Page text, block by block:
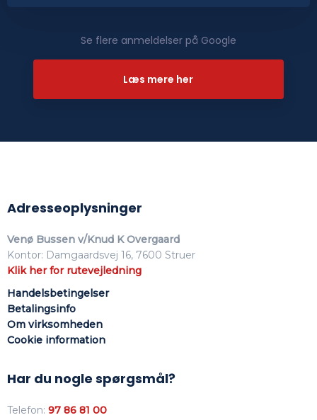
Se flere anmeldelser på Google​
Læs mere her​
Adresseoplysninger
Venø Bussen v/Knud K Overgaard
Kontor: Damgaardsvej 16, 7600 Struer
Klik her for rutevejledning
Handelsbetingelser
Betalingsinfo
Om virksomhed​en
Cookie information
Har du nogle spørgsmål?
Telefon: 97 86 81 00